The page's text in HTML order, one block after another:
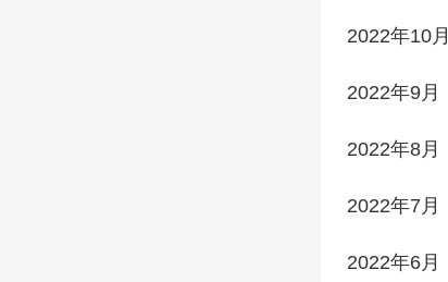
2022年10月
2022年9月
2022年8月
2022年7月
2022年6月